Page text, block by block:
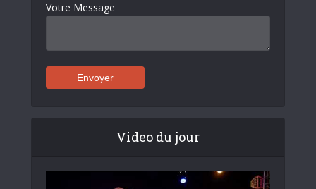
Votre Message
Video du jour